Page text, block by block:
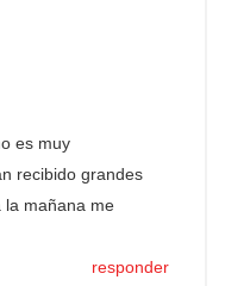
es muy
recibido grandes
la mañana me
responder